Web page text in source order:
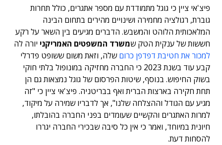
פיצ'אי ציין כי גוגל מתמודדת עם מספר אתגרים, כולל תחרות
גוברת, רגולציה מחמירה ושינויים מהירים בתחום הבינה
המלאכותית הלוהט והמשבש. הדברים מגיעים בין השאר על רקע
חששות של ענקית הטק שמשרד המשפטים האמריקני יורה לה
למכור את חטיבת דפדפן כרוםשלה, וזאת משום ששופט פדרלי
קבע עוד בשנת 2023 כי החברה מחזיקה במונופול בלתי חוקי
בשוק החיפוש. בנוסף, שיטות הפרסום של גוגל נמצאות גם הן
תחת חקירה בארצות הברית ואף בבריטניה. פיצ'אי ציין כי "זה
מגיע עם הגודל וההצלחה שלנו", אך לדבריו שמירה על מיקוד,
למרות האתגרים והקשיים שעומדים בפני החברה בהובלתו,
חיונית במיוחד, ואמר כי אין כל סיבה שבכירי החברה יגררו
להסחות דעת.